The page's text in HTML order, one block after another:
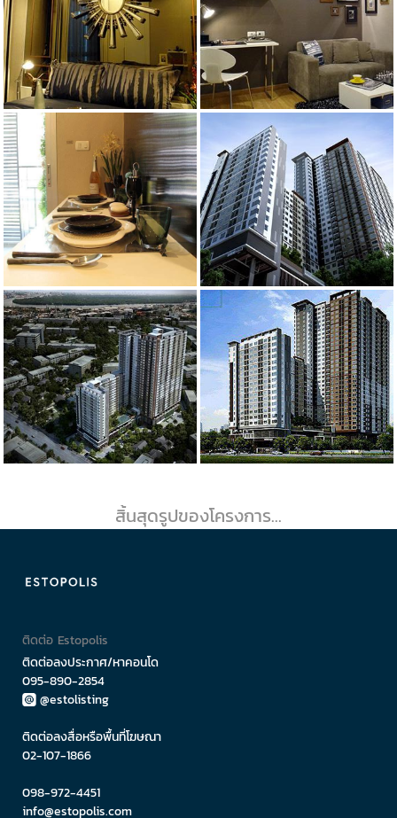
สิ้นสุดรูปของโครงการ...
ติดต่อ Estopolis
ติดต่อลงประกาศ/หาคอนโด
095-890-2854
@estolisting
ติดต่อลงสื่อหรือพื้นที่โฆษณา
02-107-1866
098-972-4451
info@estopolis.com